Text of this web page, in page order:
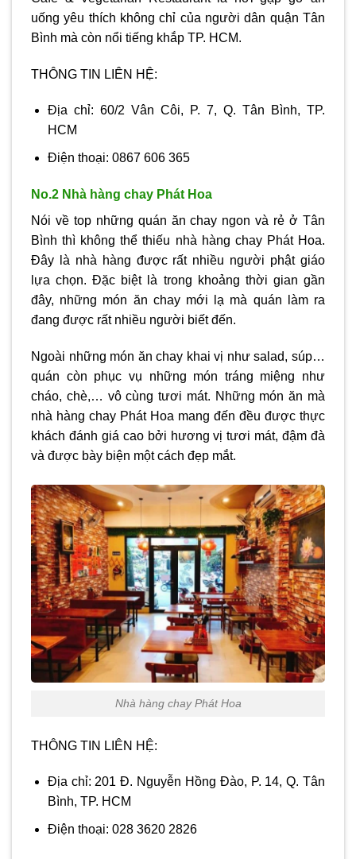
uống yêu thích không chỉ của người dân quận Tân
Bình mà còn nổi tiếng khắp TP. HCM.
THÔNG TIN LIÊN HỆ:
Địa chỉ: 60/2 Vân Côi, P. 7, Q. Tân Bình, TP.
HCM
Điện thoại: 0867 606 365
No.2 Nhà hàng chay Phát Hoa
Nói về top những quán ăn chay ngon và rẻ ở Tân
Bình thì không thể thiếu nhà hàng chay Phát Hoa.
Đây là nhà hàng được rất nhiều người phật giáo
lựa chọn. Đặc biệt là trong khoảng thời gian gần
đây, những món ăn chay mới lạ mà quán làm ra
đang được rất nhiều người biết đến.
Ngoài những món ăn chay khai vị như salad, súp…
quán còn phục vụ những món tráng miệng như
cháo, chè,… vô cùng tươi mát. Những món ăn mà
nhà hàng chay Phát Hoa mang đến đều được thực
khách đánh giá cao bởi hương vị tươi mát, đậm đà
và được bày biện một cách đẹp mắt.
Nhà hàng chay Phát Hoa
THÔNG TIN LIÊN HỆ:
Địa chỉ: 201 Đ. Nguyễn Hồng Đào, P. 14, Q. Tân
Bình, TP. HCM
Điện thoại: 028 3620 2826